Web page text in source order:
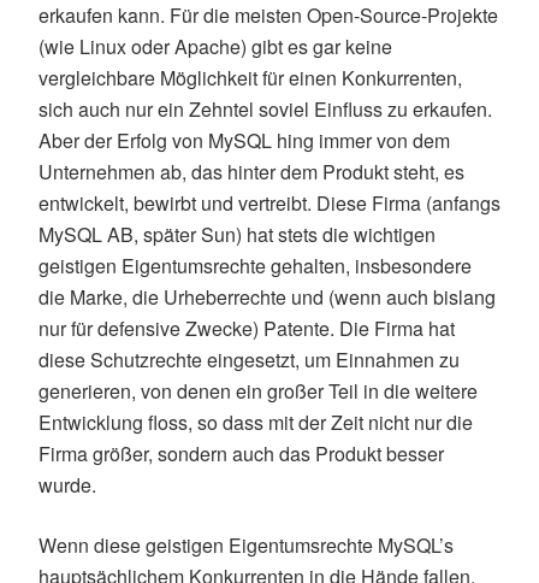
erkaufen kann. Für die meisten Open-Source-Projekte
(wie Linux oder Apache) gibt es gar keine
vergleichbare Möglichkeit für einen Konkurrenten,
sich auch nur ein Zehntel soviel Einfluss zu erkaufen.
Aber der Erfolg von MySQL hing immer von dem
Unternehmen ab, das hinter dem Produkt steht, es
entwickelt, bewirbt und vertreibt. Diese Firma (anfangs
MySQL AB, später Sun) hat stets die wichtigen
geistigen Eigentumsrechte gehalten, insbesondere
die Marke, die Urheberrechte und (wenn auch bislang
nur für defensive Zwecke) Patente. Die Firma hat
diese Schutzrechte eingesetzt, um Einnahmen zu
generieren, von denen ein großer Teil in die weitere
Entwicklung floss, so dass mit der Zeit nicht nur die
Firma größer, sondern auch das Produkt besser
wurde.
Wenn diese geistigen Eigentumsrechte MySQL’s
hauptsächlichem Konkurrenten in die Hände fallen,